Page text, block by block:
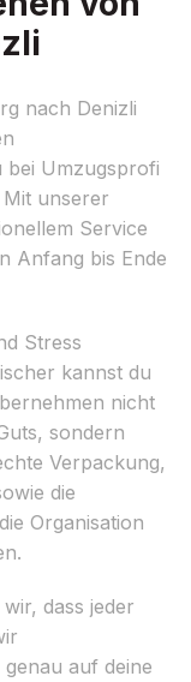
nach Denizli
bei Umzugsprofi
unserer
Service
Anfang bis Ende
Stress
kannst du
nicht
sondern
Verpackung,
die
Organisation
dass jeder
auf deine